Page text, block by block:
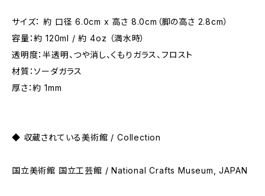
サイズ： 約 口径 6.0cm x 高さ 8.0cm（脚の高さ 2.8cm）
容量：約 120ml / 約 4oz （満水時）
透明度：半透明、つや消し、くもりガラス、フロスト
材質：ソーダガラス
厚さ：約 1mm
◆ 収蔵されている美術館 / Collection
国立美術館 国立工芸館 / National Crafts Museum, JAPAN